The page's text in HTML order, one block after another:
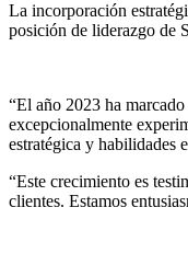
La incorporación
posición de liderazgo de
“El año 2023 ha
excepcionalmente
estratégica y habilidades
“Este crecimiento es
clientes. Estamos